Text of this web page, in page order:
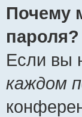
Почему
пароля?
Если вы
каждом